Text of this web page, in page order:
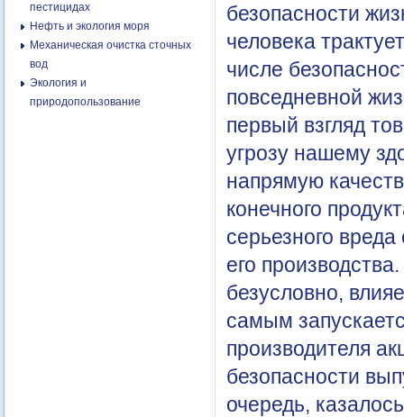
пестицидах
Нефть и экология моря
Механическая очистка сточных
вод
Экология и
природопользование
безопасности
человека
числе
повседневной
первый взгляд
угрозу нашему
напрямую
конечного
серьезного
его
безусловно,
самым
производителя
безопасности
очередь,